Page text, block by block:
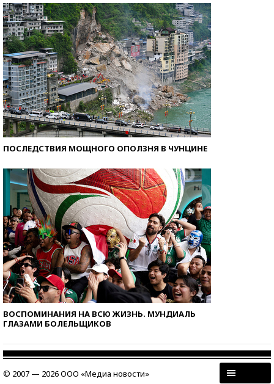
ПОСЛЕДСТВИЯ МОЩНОГО ОПОЛЗНЯ В ЧУНЦИНЕ
ВОСПОМИНАНИЯ НА ВСЮ ЖИЗНЬ. МУНДИАЛЬ
ГЛАЗАМИ БОЛЕЛЬЩИКОВ
© 2007 — 2026 ООО «Медиа новости»